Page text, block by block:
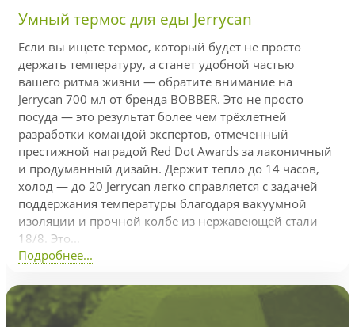
Умный термос для еды Jerrycan
Если вы ищете термос, который будет не просто
держать температуру, а станет удобной частью
вашего ритма жизни — обратите внимание на
Jerrycan 700 мл от бренда BOBBER. Это не просто
посуда — это результат более чем трёхлетней
разработки командой экспертов, отмеченный
престижной наградой Red Dot Awards за лаконичный
и продуманный дизайн. Держит тепло до 14 часов,
холод — до 20 Jerrycan легко справляется с задачей
поддержания температуры благодаря вакуумной
изоляции и прочной колбе из нержавеющей стали
18/8. Это...
Подробнее...